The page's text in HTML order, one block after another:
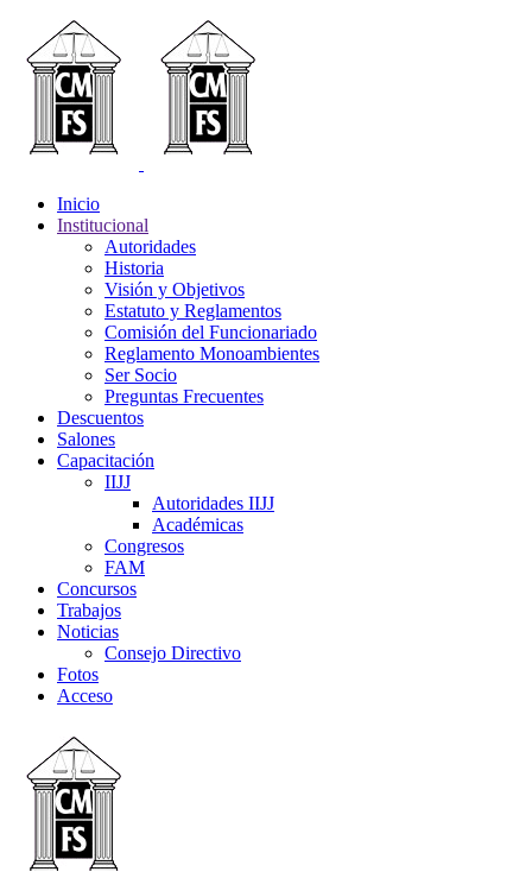
Inicio
Institucional
Autoridades
Historia
Visión y Objetivos
Estatuto y Reglamentos
Comisión del Funcionariado
Reglamento Monoambientes
Ser Socio
Preguntas Frecuentes
Descuentos
Salones
Capacitación
IIJJ
Autoridades IIJJ
Académicas
Congresos
FAM
Concursos
Trabajos
Noticias
Consejo Directivo
Fotos
Acceso